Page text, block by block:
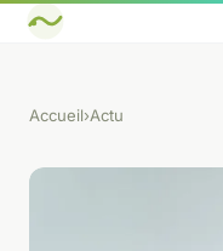
Accueil›Actu